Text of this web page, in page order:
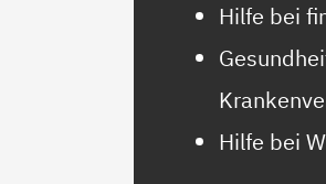
Hilfe bei
Hilfe bei